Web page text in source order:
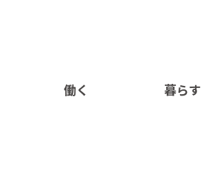
働く 暮らす